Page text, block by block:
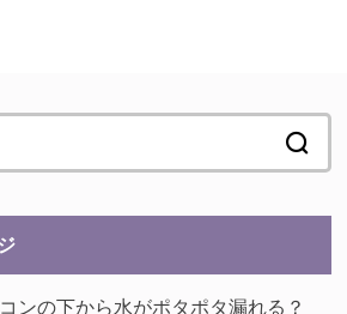
ンの下から水がポタポタ漏れる？